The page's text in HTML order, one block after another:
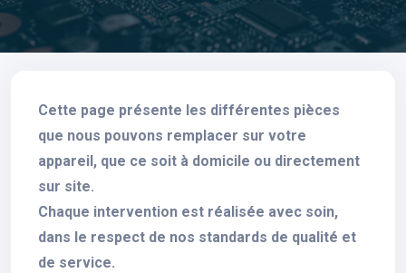
Cette page présente les différentes pièces
que nous pouvons remplacer sur votre
appareil, que ce soit à domicile ou directement
sur site.
Chaque intervention est réalisée avec soin,
dans le respect de nos standards de qualité et
de service.